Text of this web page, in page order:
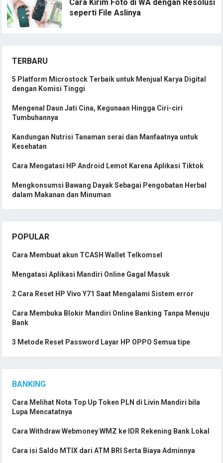
Cara Kirim Foto di WA dengan Resolusi
seperti File Aslinya
TERBARU
5 Platform Microstock Terbaik untuk Menjual Karya Digital
dengan Komisi Tinggi
Mengenal Daun Jati Cina, Kegunaan Hingga Ciri-ciri
Tumbuhannya
Kandungan Nutrisi Tanaman serai dan Manfaatnya untuk
Kesehatan
Cara Mengatasi HP Android Lemot Karena Aplikasi Tiktok
Mengkonsumsi Bawang Dayak Sebagai Pengobatan Herbal
dalam Makanan dan Minuman
POPULAR
Cara Membuat akun TCASH Wallet Telkomsel
Mengatasi Aplikasi Mandiri Online Gagal Masuk
2 Cara Reset HP Vivo Y71 Saat Mengalami Sistem error
Cara Membuka Blokir Mandiri Online Banking Tanpa Menuju
Bank
3 Metode Reset Password Layar HP OPPO Semua tipe
BANKING
Cara Melihat Nota Top Up Token PLN di Livin Mandiri bila
Lupa Mencatatnya
Cara Withdraw Webmoney WMZ ke IDR Rekening Bank Lokal
Cara isi Saldo MTIX dari ATM BRI Serta Biaya Adminnya